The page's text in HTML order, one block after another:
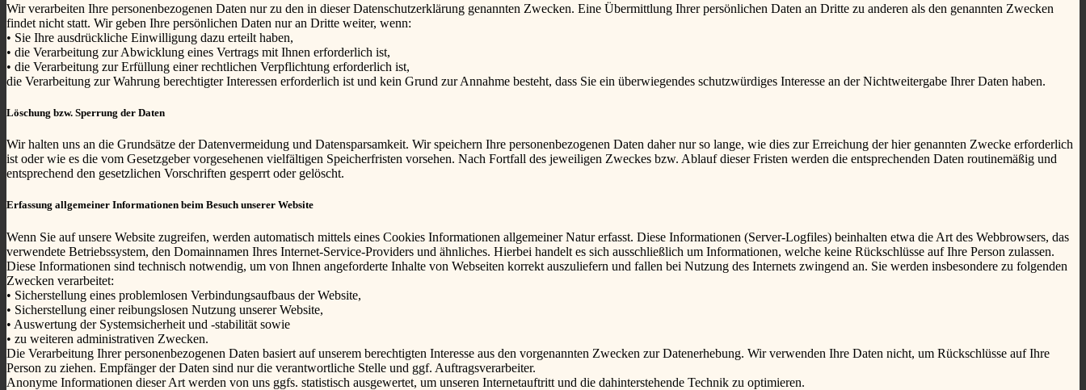
Wir verarbeiten Ihre personenbezogenen Daten nur zu den in dieser Datenschutzerklärung genannten Zwecken. Eine Übermittlung Ihrer persönlichen Daten an Dritte zu anderen als den genannten Zwecken
findet nicht statt. Wir geben Ihre persönlichen Daten nur an Dritte weiter, wenn:
• Sie Ihre ausdrückliche Einwilligung dazu erteilt haben,
• die Verarbeitung zur Abwicklung eines Vertrags mit Ihnen erforderlich ist,
• die Verarbeitung zur Erfüllung einer rechtlichen Verpflichtung erforderlich ist,
die Verarbeitung zur Wahrung berechtigter Interessen erforderlich ist und kein Grund zur Annahme besteht, dass Sie ein überwiegendes schutzwürdiges Interesse an der Nichtweitergabe Ihrer Daten haben.
Löschung bzw. Sperrung der Daten
Wir halten uns an die Grundsätze der Datenvermeidung und Datensparsamkeit. Wir speichern Ihre personenbezogenen Daten daher nur so lange, wie dies zur Erreichung der hier genannten Zwecke erforderlich
ist oder wie es die vom Gesetzgeber vorgesehenen vielfältigen Speicherfristen vorsehen. Nach Fortfall des jeweiligen Zweckes bzw. Ablauf dieser Fristen werden die entsprechenden Daten routinemäßig und
entsprechend den gesetzlichen Vorschriften gesperrt oder gelöscht.
Erfassung allgemeiner Informationen beim Besuch unserer Website
Wenn Sie auf unsere Website zugreifen, werden automatisch mittels eines Cookies Informationen allgemeiner Natur erfasst. Diese Informationen (Server-Logfiles) beinhalten etwa die Art des Webbrowsers, das
verwendete Betriebssystem, den Domainnamen Ihres Internet-Service-Providers und ähnliches. Hierbei handelt es sich ausschließlich um Informationen, welche keine Rückschlüsse auf Ihre Person zulassen.
Diese Informationen sind technisch notwendig, um von Ihnen angeforderte Inhalte von Webseiten korrekt auszuliefern und fallen bei Nutzung des Internets zwingend an. Sie werden insbesondere zu folgenden
Zwecken verarbeitet:
• Sicherstellung eines problemlosen Verbindungsaufbaus der Website,
• Sicherstellung einer reibungslosen Nutzung unserer Website,
• Auswertung der Systemsicherheit und -stabilität sowie
• zu weiteren administrativen Zwecken.
Die Verarbeitung Ihrer personenbezogenen Daten basiert auf unserem berechtigten Interesse aus den vorgenannten Zwecken zur Datenerhebung. Wir verwenden Ihre Daten nicht, um Rückschlüsse auf Ihre
Person zu ziehen. Empfänger der Daten sind nur die verantwortliche Stelle und ggf. Auftragsverarbeiter.
Anonyme Informationen dieser Art werden von uns ggfs. statistisch ausgewertet, um unseren Internetauftritt und die dahinterstehende Technik zu optimieren.